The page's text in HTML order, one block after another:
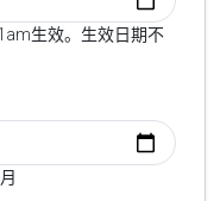
生效。生效日期不